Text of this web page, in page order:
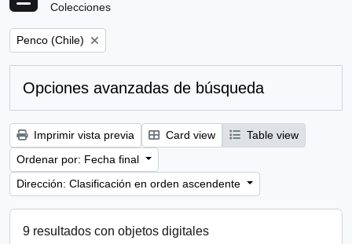
Colecciones
Remove filter:
Penco (Chile)
Opciones avanzadas de búsqueda
Imprimir vista previa Card view
Table view
Ordenar por: Fecha final
Dirección: Clasificación en orden ascendente
9 resultados con objetos digitales